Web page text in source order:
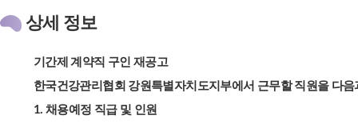
상세 정보
기간제 계약직 구인 재공고
한국건강관리협회 강원특별자치도지부에서 근무할 직원을 다
1. 채용예정 직급 및 인원